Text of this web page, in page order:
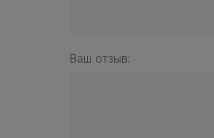
Ваш отзыв: